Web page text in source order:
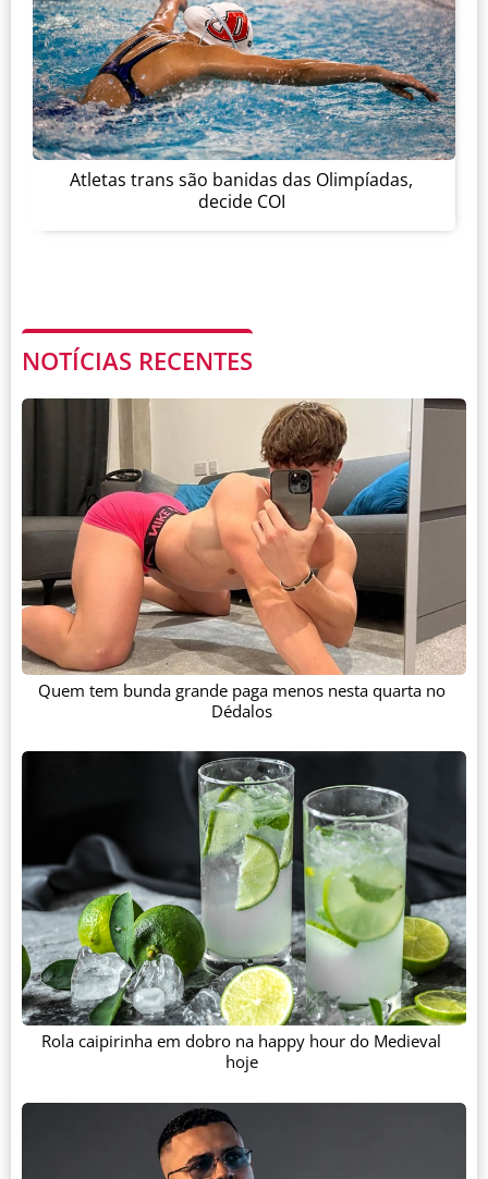
Atletas trans são banidas das Olimpíadas,
decide COI
NOTÍCIAS RECENTES
Quem tem bunda grande paga menos nesta quarta no
Dédalos
Rola caipirinha em dobro na happy hour do Medieval
hoje